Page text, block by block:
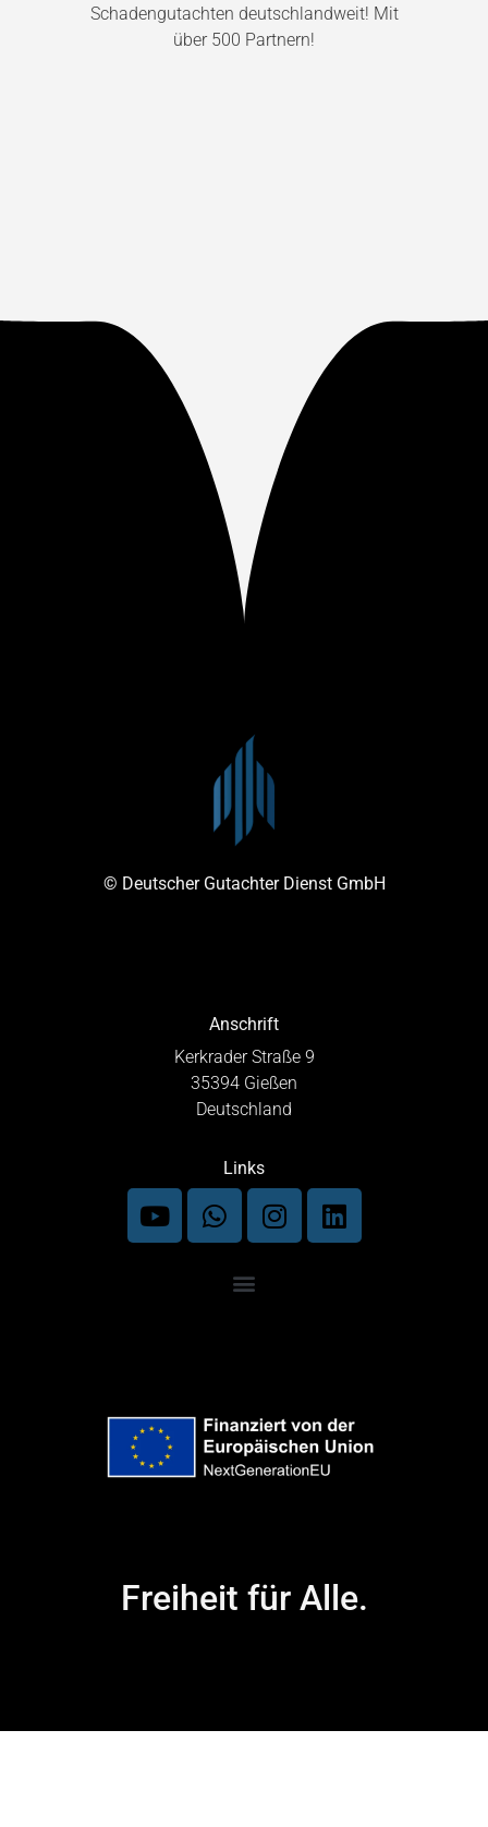
Schadengutachten deutschlandweit! Mit
über 500 Partnern!
© Deutscher Gutachter Dienst GmbH
Anschrift
Kerkrader Straße 9
35394 Gießen
Deutschland
Links
Freiheit für Alle.